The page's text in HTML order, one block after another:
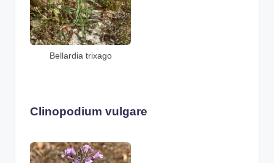
Bellardia trixago
Clinopodium vulgare